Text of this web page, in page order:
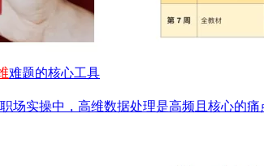
难题的核心工具
场实操中，高维数据处理是高频且核心